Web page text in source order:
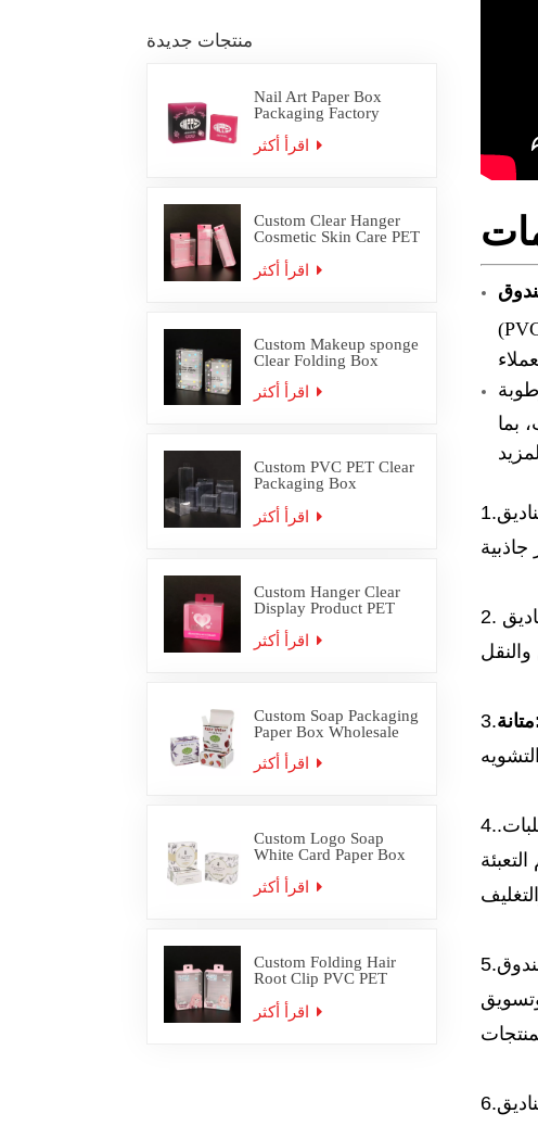
منتجات جديدة
Nail Art Paper Box
Packaging Factory
Custom Clear Hanger
Cosmetic Skin Care PET
Custom Makeup sponge
Clear Folding Box
Custom PVC PET Clear
Packaging Box
Custom Hanger Clear
Display Product PET
Custom Soap Packaging
Paper Box Wholesale
Custom Logo Soap
White Card Paper Box
Custom Folding Hair
Root Clip PVC PET
بما
1.
2.
3.
4.
5.
6.